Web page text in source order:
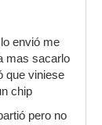
envió me
mas sacarlo
que viniese
chip
pero no